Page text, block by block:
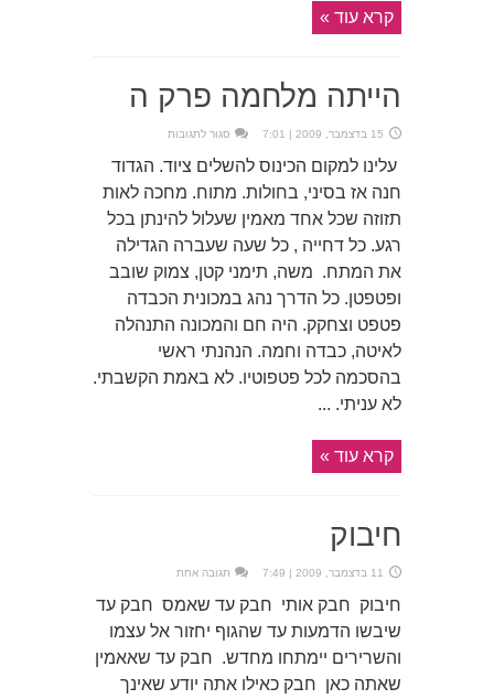
קרא עוד »
הייתה מלחמה פרק ה
15 בדצמבר, 2009 | 7:01 סגור לתגובות
פרק
עלינו למקום הכינוס להשלים ציוד. הגדוד
חנה אז בסיני, בחולות. מתוח. מחכה לאות
תזוזה שכל אחד מאמין שעלול להינתן בכל
רגע. כל דחייה , כל שעה שעברה הגדילה
את המתח. משה, תימני קטן, צמוק שובב
ופטפטן. כל הדרך נהג במכונית הכבדה
פטפט וצחקק. היה חם והמכונה התנהלה
לאיטה, כבדה וחמה. הנהנתי ראשי
בהסכמה לכל פטפוטיו. לא באמת הקשבתי.
לא עניתי. ...
קרא עוד »
חיבוק
11 בדצמבר, 2009 | 7:49 תגובה אחת
חיבוק חבק אותי חבק עד שאמס חבק עד
שיבשו הדמעות עד שהגוף יחזור אל עצמו
והשרירים יימתחו מחדש. חבק עד שאאמין
שאתה כאן חבק כאילו אתה יודע שאינך